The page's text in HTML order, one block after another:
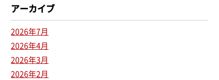
アーカイブ
2026年7月
2026年4月
2026年3月
2026年2月